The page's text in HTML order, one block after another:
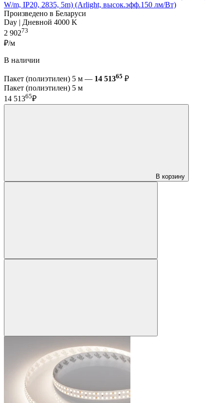
W/m, IP20, 2835, 5m) (Arlight, высок.эфф.150 лм/Вт)
Произведено в Беларуси
Day | Дневной 4000 K
2 90273
₽/м
В наличии
Пакет (полиэтилен) 5 м — 14 51365 ₽
Пакет (полиэтилен) 5 м
14 51365₽
В корзину